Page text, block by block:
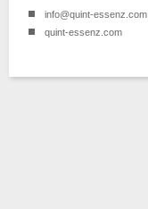
info@quint-essenz.com
quint-essenz.com